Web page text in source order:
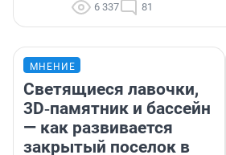
6 337 81
МНЕНИЕ
Светящиеся лавочки,
3D‑памятник и бассейн
— как развивается
закрытый поселок в